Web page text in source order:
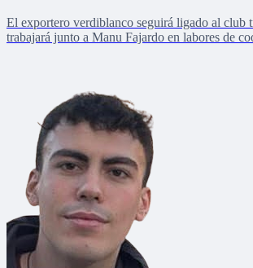
El exportero verdiblanco seguirá ligado al club
trabajará junto a Manu Fajardo en labores de